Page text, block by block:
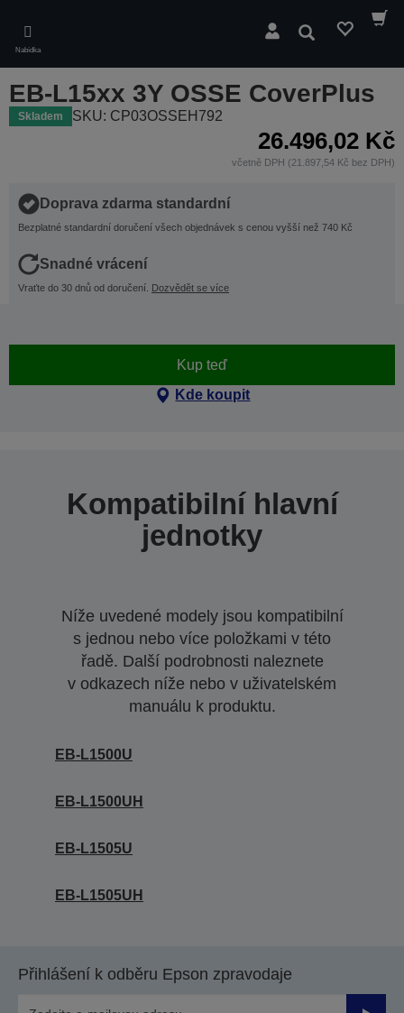
main
content
Nabídka
Hledat
EB-L15xx 3Y OSSE CoverPlus
Skladem SKU: CP03OSSEH792
26.496,02 Kč
včetně DPH (21.897,54 Kč bez DPH)
Doprava zdarma standardní
Bezplatné standardní doručení všech objednávek s cenou vyšší než 740 Kč
Snadné vrácení
Vraťte do 30 dnů od doručení. Dozvědět se více
Kup teď
Kde koupit
Kompatibilní hlavní
jednotky
Níže uvedené modely jsou kompatibilní
s jednou nebo více položkami v této
řadě. Další podrobnosti naleznete
v odkazech níže nebo v uživatelském
manuálu k produktu.
EB-L1500U
EB-L1500UH
EB-L1505U
EB-L1505UH
Přihlášení k odběru Epson zpravodaje